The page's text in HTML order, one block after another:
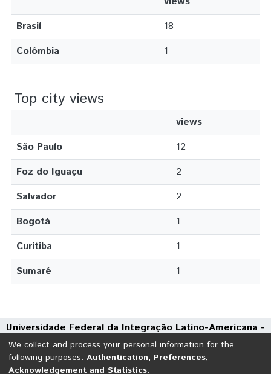
Brasil
18
Colômbia
1
Top city views
views
São Paulo
12
Foz do Iguaçu
2
Salvador
2
Bogotá
1
Curitiba
1
Sumaré
1
Universidade Federal da Integração Latino-Americana -
UNILA
Avenida Tarquínio Joslin dos Santos, 1000 - Polo Universitário
We collect and process your personal information for the
following purposes: Authentication, Preferences,
Acknowledgement and Statistics.